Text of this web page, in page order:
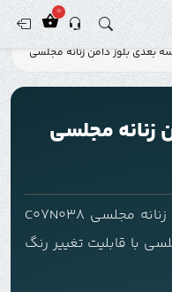
0
بعدی بلوز دامن زنانه مجلسی
زنانه مجلسی
دانلود مدل سه بعدی بلوز دامن زنانه مجلسی C07N038
با قابلیت تغییر رنگ